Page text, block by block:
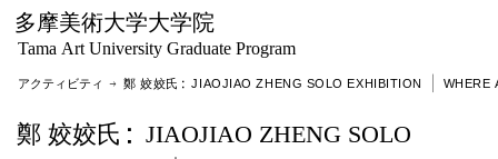
多摩美術大学大学院
Tama Art University Graduate Program
アクティビティ → 鄭 姣姣氏：JIAOJIAO ZHENG SOLO EXHIBITION | WHERE ALL THINGS
鄭 姣姣氏：JIAOJIAO ZHENG SOLO